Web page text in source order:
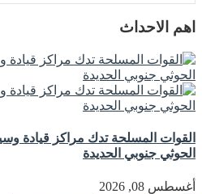
اهم الاحداث
القوات المسلحة تدك مراكز قيادة
الحوثي جنوبي الحديدة
أغسطس 08, 2026